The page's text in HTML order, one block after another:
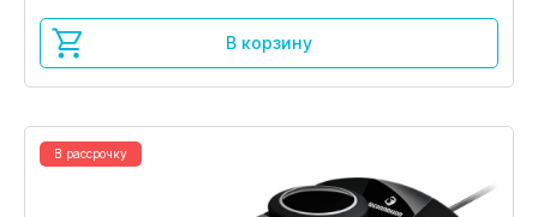
В корзину
В рассрочку